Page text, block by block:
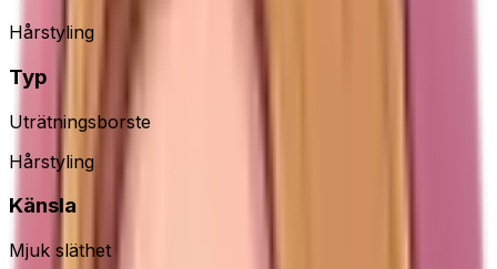
Hårstyling
Typ
Uträtningsborste
Hårstyling
Känsla
Mjuk släthet